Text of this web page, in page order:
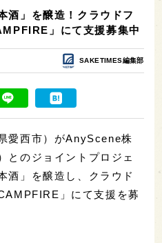
酒」を醸造！クラウドフ
」にて支援募集中
SAKETIMES編集部
愛西市）がAnyScene株
とのジョイントプロジェ
酒」を醸造し、クラウド
」にて支援を募